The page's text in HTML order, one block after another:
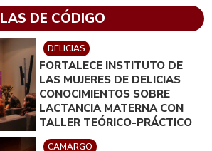
LAS DE CÓDIGO
DELICIAS
FORTALECE INSTITUTO DE
LAS MUJERES DE DELICIAS
CONOCIMIENTOS SOBRE
LACTANCIA MATERNA CON
TALLER TEÓRICO-PRÁCTICO
CAMARGO